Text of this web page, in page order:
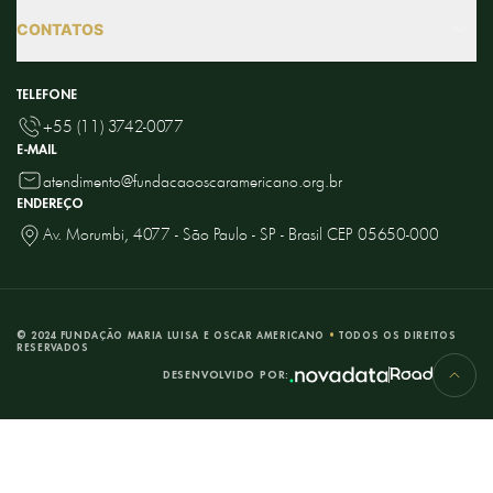
RETRATOS
PORCELANAS
LEQUES COMEMORATIVOS
COMENDAS
MESTRES DO SÉCULO XX
PESQUISE NO CATÁLOGO
LITERATURA
HISTÓRIA DO BRASIL
CINEMA
CONTATOS
CULTURAL
EDUCATIVO
ATENDIMENTO A PESQUISADORES
ASSESSORIA DE IMPRENSA
AGENDAMENTO DE EVENTOS SOCIAIS
TELEFONE
+55 (11) 3742-0077
E-MAIL
atendimento@fundacaooscaramericano.org.br
ENDEREÇO
Av. Morumbi, 4077 - São Paulo - SP - Brasil CEP 05650-000
© 2024FUNDAÇÃO MARIA LUISA E OSCAR AMERICANO • TODOS OS DIREITOS
RESERVADOS
DESENVOLVIDO POR: